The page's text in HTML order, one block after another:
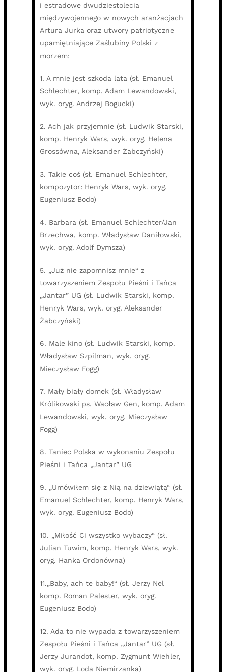
i estradowe dwudziestolecia
międzywojennego w nowych aranżacjach
Artura Jurka oraz utwory patriotyczne
upamiętniające Zaślubiny Polski z
morzem:
1. A mnie jest szkoda lata (sł. Emanuel
Schlechter, komp. Adam Lewandowski,
wyk. oryg. Andrzej Bogucki)
2. Ach jak przyjemnie (sł. Ludwik Starski,
komp. Henryk Wars, wyk. oryg. Helena
Grossówna, Aleksander Żabczyński)
3. Takie coś (sł. Emanuel Schlechter,
kompozytor: Henryk Wars, wyk. oryg.
Eugeniusz Bodo)
4. Barbara (sł. Emanuel Schlechter/Jan
Brzechwa, komp. Władysław Daniłowski,
wyk. oryg. Adolf Dymsza)
5. „Już nie zapomnisz mnie“ z
towarzyszeniem Zespołu Pieśni i Tańca
„Jantar” UG (sł. Ludwik Starski, komp.
Henryk Wars, wyk. oryg. Aleksander
Żabczyński)
6. Male kino (sł. Ludwik Starski, komp.
Władysław Szpilman, wyk. oryg.
Mieczysław Fogg)
7. Mały biały domek (sł. Władysław
Królikowski ps. Wacław Gen, komp. Adam
Lewandowski, wyk. oryg. Mieczysław
Fogg)
8. Taniec Polska w wykonaniu Zespołu
Pieśni i Tańca „Jantar” UG
9. „Umówiłem się z Nią na dziewiątą“ (sł.
Emanuel Schlechter, komp. Henryk Wars,
wyk. oryg. Eugeniusz Bodo)
10. „Miłość Ci wszystko wybaczy“ (sł.
Julian Tuwim, komp. Henryk Wars, wyk.
oryg. Hanka Ordonówna)
11.„Baby, ach te baby!“ (sł. Jerzy Nel
komp. Roman Palester, wyk. oryg.
Eugeniusz Bodo)
12. Ada to nie wypada z towarzyszeniem
Zespołu Pieśni i Tańca „Jantar” UG (sł.
Jerzy Jurandot, komp. Zygmunt Wiehler,
wyk. oryg. Loda Niemirzanka)